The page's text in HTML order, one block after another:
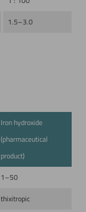
1.5–3.0
Iron hydroxide
(pharmaceutical
product)
1–50
thixitropic